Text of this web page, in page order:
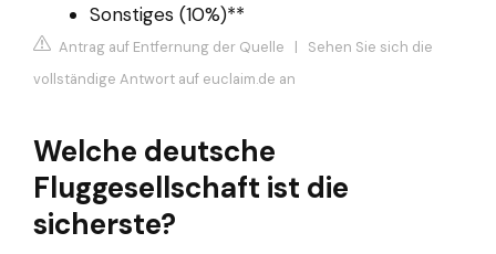
Sonstiges (10%)**
Antrag auf Entfernung der Quelle | Sehen Sie sich die
vollständige Antwort auf euclaim.de an
Welche deutsche
Fluggesellschaft ist die
sicherste?